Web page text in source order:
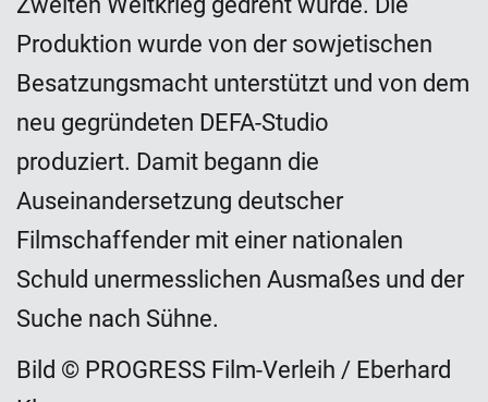
Produktion wurde von der sowjetischen
Besatzungsmacht unterstützt und von dem
neu gegründeten DEFA-Studio
produziert. Damit begann die
Auseinandersetzung deutscher
Filmschaffender mit einer nationalen
Schuld unermesslichen Ausmaßes und der
Suche nach Sühne.
Bild © PROGRESS Film-Verleih / Eberhard